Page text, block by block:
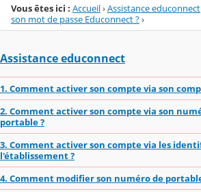
Vous êtes ici : Accueil›Assistance educonnect
son mot de passe Educonnect ?›
Assistance educonnect
1. Comment activer son compte via son
2. Comment activer son compte via son
portable ?
3. Comment activer son compte via les
l'établissement ?
4. Comment modifier son numéro de